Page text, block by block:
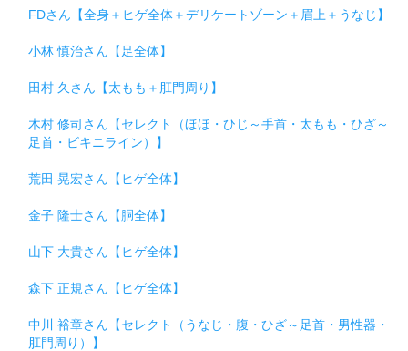
FDさん【全身＋ヒゲ全体＋デリケートゾーン＋眉上＋うなじ】
小林 慎治さん【足全体】
田村 久さん【太もも＋肛門周り】
木村 修司さん【セレクト（ほほ・ひじ～手首・太もも・ひざ～
足首・ビキニライン）】
荒田 晃宏さん【ヒゲ全体】
金子 隆士さん【胴全体】
山下 大貴さん【ヒゲ全体】
森下 正規さん【ヒゲ全体】
中川 裕章さん【セレクト（うなじ・腹・ひざ～足首・男性器・
肛門周り）】